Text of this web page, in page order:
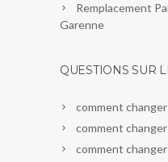
Remplacement
Garenne
QUESTIONS SUR
comment
comment
comment